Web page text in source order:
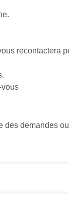
recontactera
vous
des demandes